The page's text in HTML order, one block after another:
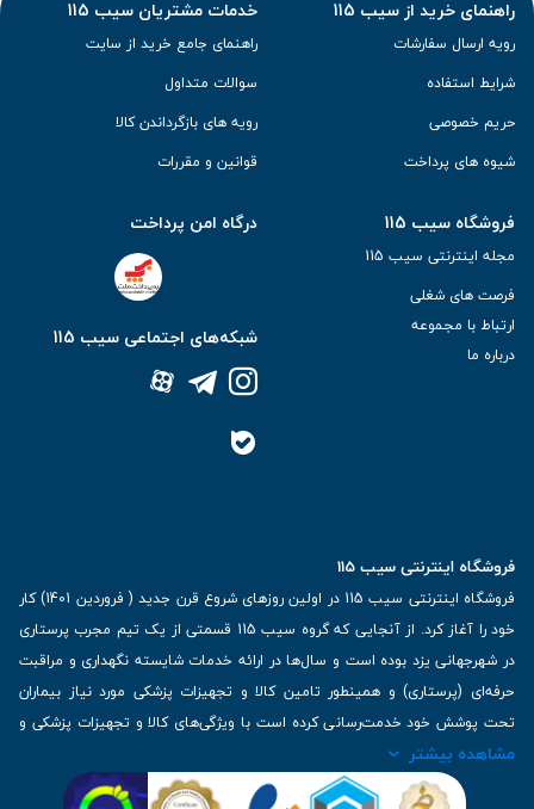
راهنمای خرید از سیب 115
رویه ارسال سفارشات
شرایط استفاده
حریم خصوصی
شیوه های پرداخت
خدمات مشتریان سیب 115
راهنمای جامع خرید از سایت
سوالات متداول
رویه های بازگرداندن کالا
قوانین و مقررات
فروشگاه سیب 115
مجله اینترنتی سیب 115
فرصت های شغلی
ارتباط با مجموعه
درباره ما
درگاه امن پرداخت
شبکه‌های اجتماعی سیب 115
فروشگاه اینترنتی سیب 115
فروشگاه اینترنتی سیب 115 در اولین روزهای شروع قرن جدید ( فروردین 1401) کار
خود را آغاز کرد. از آنجایی که گروه سیب 115 قسمتی از یک تیم مجرب پرستاری
در شهرجهانی یزد بوده است و سال‌ها در ارائه خدمات شایسته نگهداری و مراقبت
حرفه‌ای (پرستاری) و همینطور تامین کالا و تجهیزات پزشکی مورد نیاز بیماران
تحت پوشش خود خدمت‌رسانی کرده است با ویژگی‌های کالا و تجهیزات پزشکی و
برترین برندهای موجود در بازار اطلاعات بسیار ارزشمندی را دارا می‌باشد
مشاهده بیشتر